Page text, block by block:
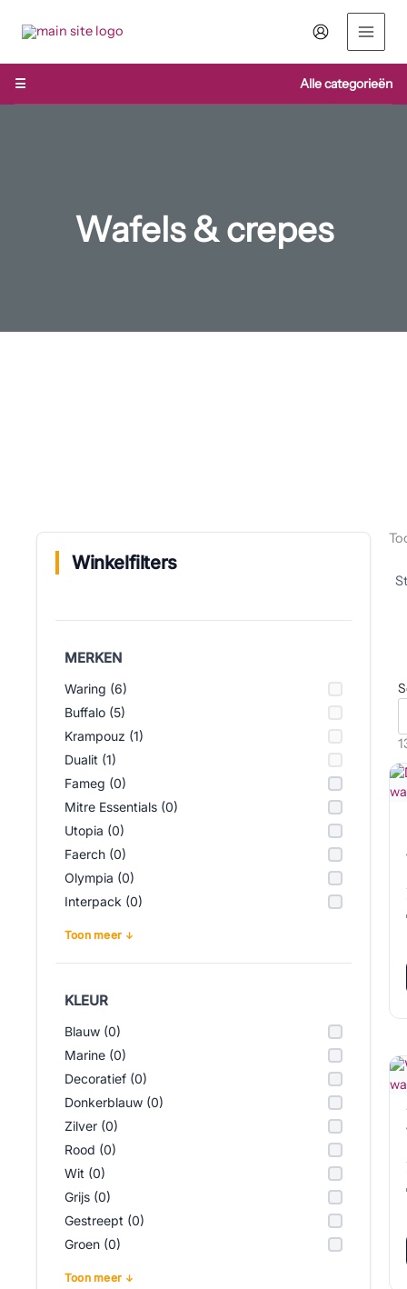
naar
inhoud
☰
Alle categorieën
Wafels & crepes
Winkelfilters
MERKEN
Waring (6)
Buffalo (5)
Krampouz (1)
Dualit (1)
Fameg (0)
Mitre Essentials (0)
Utopia (0)
Faerch (0)
Olympia (0)
Interpack (0)
Toon meer
KLEUR
Blauw (0)
Marine (0)
Decoratief (0)
Donkerblauw (0)
Zilver (0)
Rood (0)
Wit (0)
Grijs (0)
Gestreept (0)
Groen (0)
Toon meer